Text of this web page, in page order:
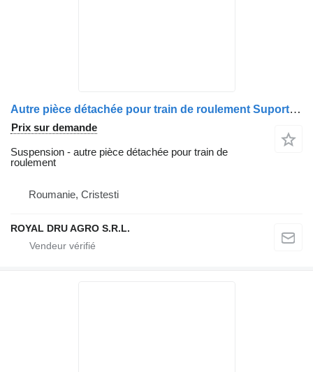
Autre pièce détachée pour train de roulement Suport arc pneumatic de ridicare axă secundara pour tracteur routier MAN TGX 26.440
Prix sur demande
Suspension - autre pièce détachée pour train de
roulement
Roumanie, Cristesti
ROYAL DRU AGRO S.R.L.